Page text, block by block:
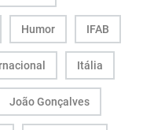
Humor IFAB
Itália
João Gonçalves